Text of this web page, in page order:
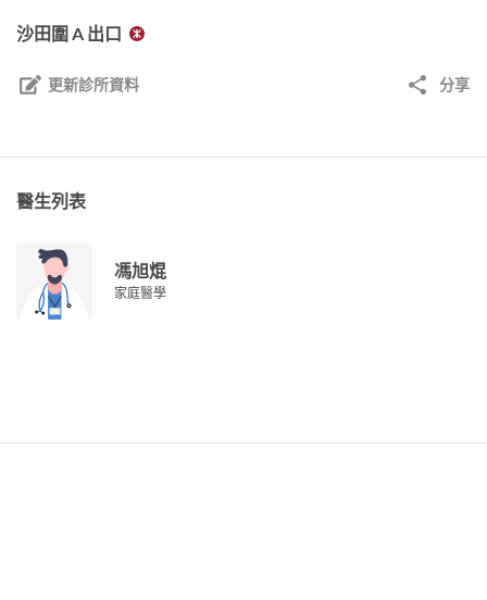
沙田圍 A 出口
更新診所資料 分享
醫生列表
馮旭焜
家庭醫學